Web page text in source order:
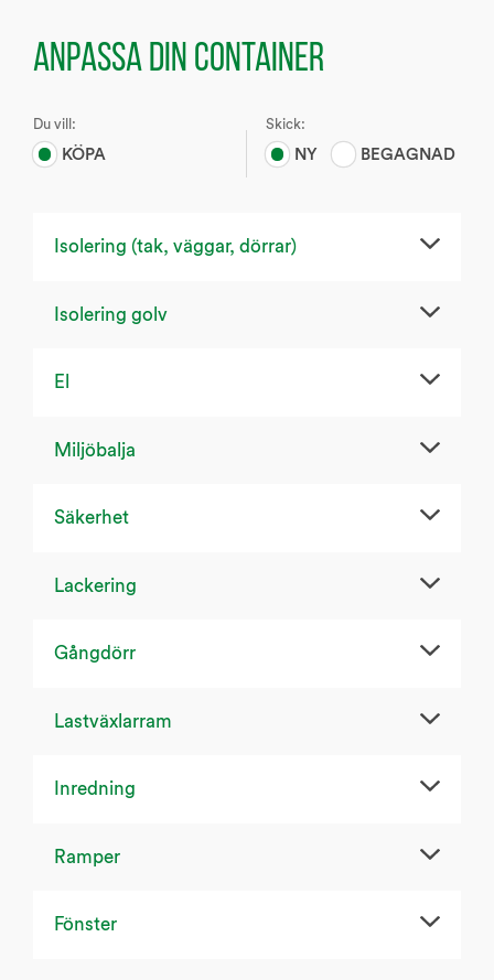
ANPASSA DIN CONTAINER
Du vill:
KÖPA
Skick:
NY BEGAGNAD
Isolering (tak, väggar, dörrar)
Isolering golv
El
Miljöbalja
Säkerhet
Lackering
Gångdörr
Lastväxlarram
Inredning
Ramper
Fönster